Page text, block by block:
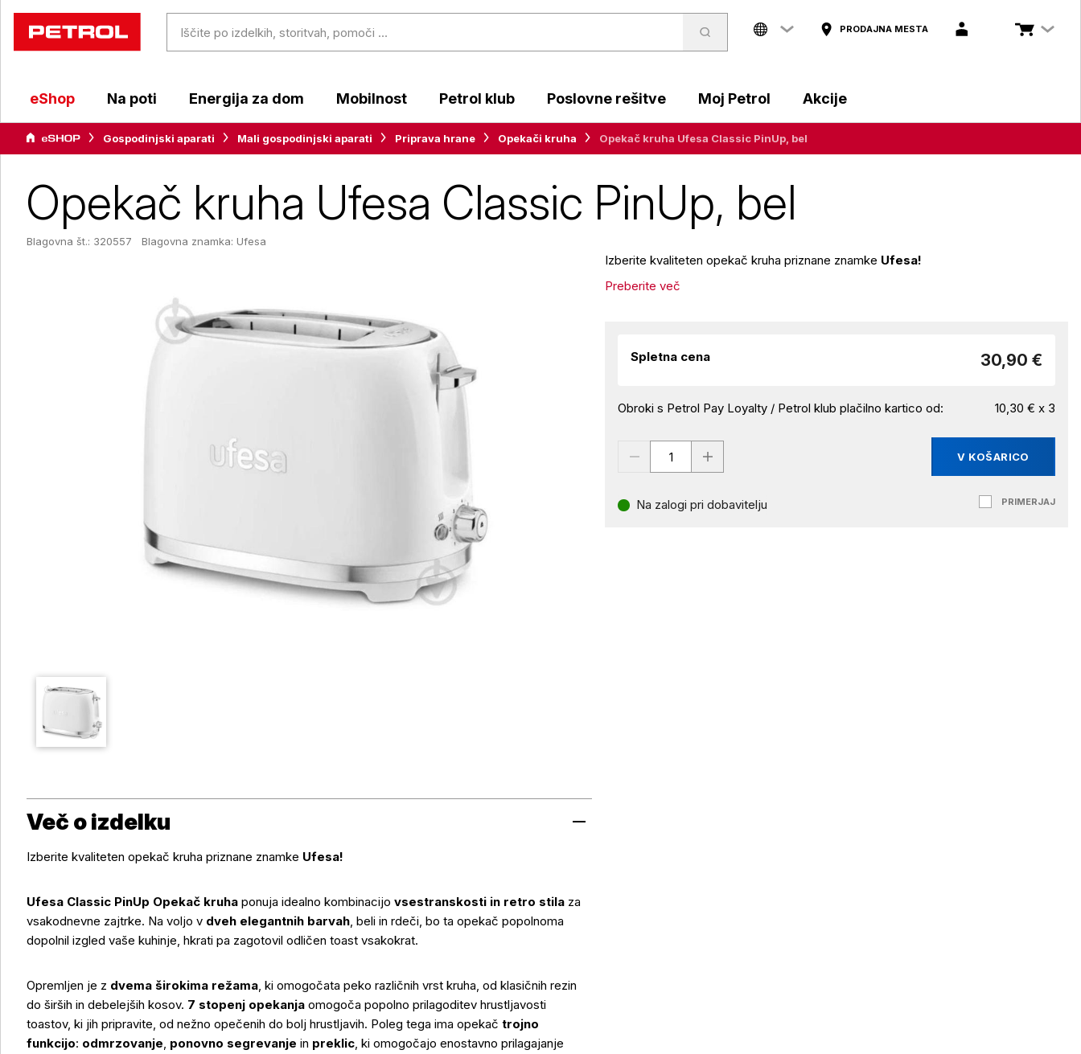
PRODAJNA MESTA
eShop Na poti Energija za dom Mobilnost Petrol klub Poslovne rešitve Moj Petrol Akcije
Gospodinjski aparati Mali gospodinjski aparati Priprava hrane Opekači kruha Opekač kruha Ufesa Classic PinUp, bel
Opekač kruha Ufesa Classic PinUp, bel
Blagovna št.: 320557 Blagovna znamka: Ufesa
Izberite kvaliteten opekač kruha priznane znamke Ufesa!
Preberite več
Spletna cena 30,90 €
Obroki s Petrol Pay Loyalty / Petrol klub plačilno kartico od: 10,30 € x 3
V KOŠARICO
Na zalogi pri dobavitelju PRIMERJAJ
Več o izdelku
Izberite kvaliteten opekač kruha priznane znamke Ufesa!
Ufesa Classic PinUp Opekač kruha ponuja idealno kombinacijo vsestranskosti in retro stila za
vsakodnevne zajtrke. Na voljo v dveh elegantnih barvah, beli in rdeči, bo ta opekač popolnoma
dopolnil izgled vaše kuhinje, hkrati pa zagotovil odličen toast vsakokrat.
Opremljen je z dvema širokima režama, ki omogočata peko različnih vrst kruha, od klasičnih rezin
do širših in debelejših kosov. 7 stopenj opekanja omogoča popolno prilagoditev hrustljavosti
toastov, ki jih pripravite, od nežno opečenih do bolj hrustljavih. Poleg tega ima opekač trojno
funkcijo: odmrzovanje, ponovno segrevanje in preklic, ki omogočajo enostavno prilagajanje